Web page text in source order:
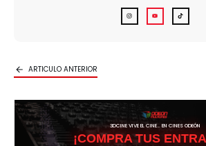
ARTICULO ANTERIOR
3DCINE VIVE EL CINE… EN CINES ODEÓN
¡COMPRA TUS